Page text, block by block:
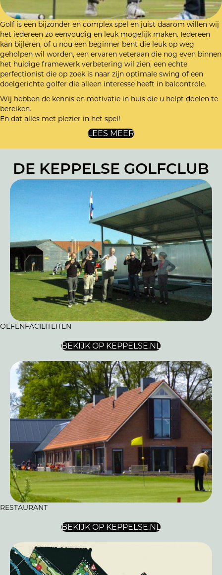
Golf is een bijzonder en complex spel en juist daarom willen wij
het iedereen zo eenvoudig en leuk mogelijk maken. Iedereen
kan bijleren, of u nou een beginner bent die leuk op weg
geholpen wil worden, een ervaren veteraan die nog even binnen
het huidige framewerk verbetering wil zien, een echte
perfectionist die op zoek is naar zijn optimale swing of een
doelgerichte golfer die alleen interesse heeft in balcontrole.
Wij hebben de kennis en motivatie in huis die u helpt doelen te
bereiken.
En dat alles met plezier in het spel!
LEES MEER
DE KEPPELSE GOLFCLUB
OEFENFACILITEITEN
BEKIJK OP KEPPELSE.NL
RESTAURANT
BEKIJK OP KEPPELSE.NL